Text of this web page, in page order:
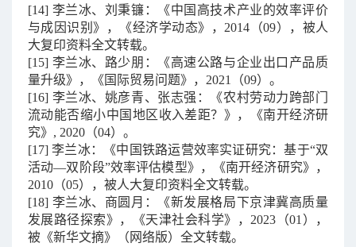
[14] 李兰冰、刘秉镰：《中国高技术产业的效率评价
与成因识别》，《经济学动态》， 2014 （09），被人
大复印资料全文转载。
[15] 李兰冰、路少朋：《高速公路与企业出口产品质
量升级》，《国际贸易问题》， 2021 （09）。
[16] 李兰冰、姚彦青、张志强：《农村劳动力跨部门
流动能否缩小中国地区收入差距？》，《南开经济研
究》 , 2020 （04）。
[17]李兰冰：《中国铁路运营效率实证研究：基于“双
活动—双阶段”效率评估模型》，《南开经济研究》，
2010 （05），被人大复印资料全文转载。
[18] 李兰冰、商圆月：《新发展格局下京津冀高质量
发展路径探索》，《天津社会科学》， 2023 （01 ），
被《新华文摘》（网络版）全文转载。